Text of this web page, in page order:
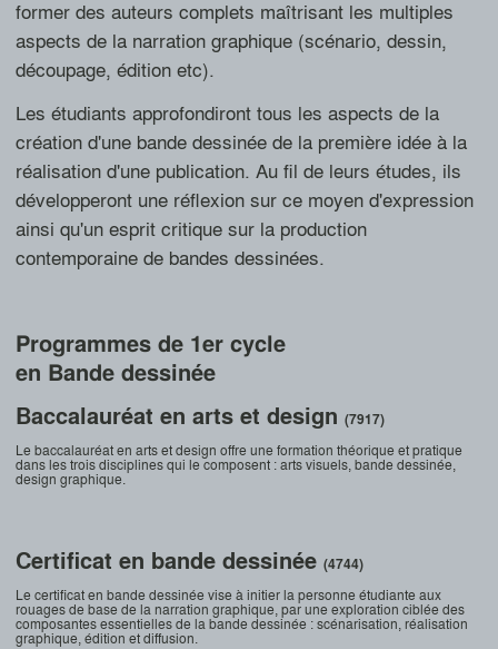
former des auteurs complets maîtrisant les multiples
aspects de la narration graphique (scénario, dessin,
découpage, édition etc).
Les étudiants approfondiront tous les aspects de la
création d'une bande dessinée de la première idée à la
réalisation d'une publication. Au fil de leurs études, ils
développeront une réflexion sur ce moyen d'expression
ainsi qu'un esprit critique sur la production
contemporaine de bandes dessinées.
Programmes de 1er cycle
en Bande dessinée
Baccalauréat en arts et design(7917)
Le baccalauréat en arts et design offre une formation théorique et pratique
dans les trois disciplines qui le composent : arts visuels, bande dessinée,
design graphique.
Certificat en bande dessinée(4744)
Le certificat en bande dessinée vise à initier la personne étudiante aux
rouages de base de la narration graphique, par une exploration ciblée des
composantes essentielles de la bande dessinée : scénarisation, réalisation
graphique, édition et diffusion.